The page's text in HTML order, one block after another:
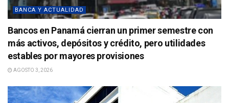
BANCA Y ACTUALIDAD
Bancos en Panamá cierran un primer semestre con
más activos, depósitos y crédito, pero utilidades
estables por mayores provisiones
AGOSTO 3, 2026